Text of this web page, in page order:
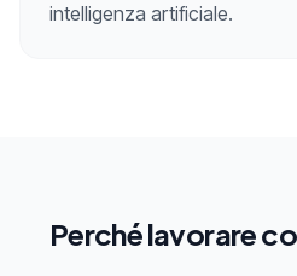
intelligenza artificiale.
Perché lavorare